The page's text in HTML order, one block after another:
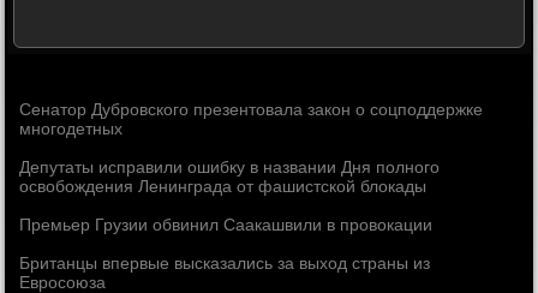
Сенатор Дубровского презентовала закон о соцподдержке
многодетных
Депутаты исправили ошибку в названии Дня полного
освобождения Ленинграда от фашистской блокады
Премьер Грузии обвинил Саакашвили в провокации
Британцы впервые высказались за выход страны из
Евросоюза